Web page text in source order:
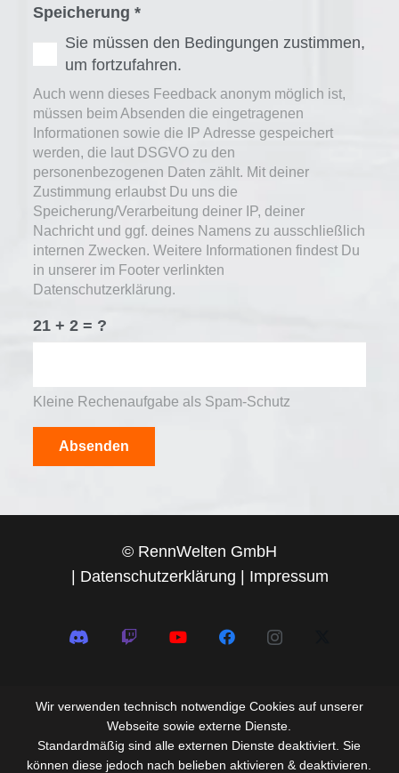
Speicherung *
Sie müssen den Bedingungen zustimmen,
um fortzufahren.
Auch wenn dieses Feedback anonym möglich ist,
müssen beim Absenden die eingetragenen
Informationen sowie die IP Adresse gespeichert
werden, die laut DSGVO zu den
personenbezogenen Daten zählt. Mit deiner
Zustimmung erlaubst Du uns die
Speicherung/Verarbeitung deiner IP, deiner
Nachricht und ggf. deines Namens zu ausschließlich
internen Zwecken. Weitere Informationen findest Du
in unserer im Footer verlinkten
Datenschutzerklärung.
21 + 2 = ?
Kleine Rechenaufgabe als Spam-Schutz
Absenden
© RennWelten GmbH
Datenschutzerklärung Impressum
Wir verwenden technisch notwendige Cookies auf unserer
Webseite sowie externe Dienste.
Standardmäßig sind alle externen Dienste deaktiviert. Sie
können diese jedoch nach belieben aktivieren & deaktivieren.